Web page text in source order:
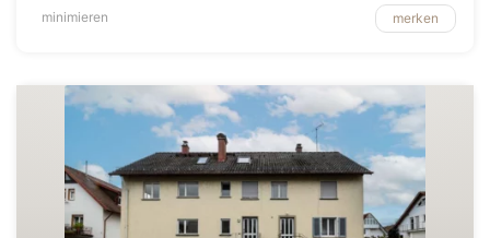
minimieren merken